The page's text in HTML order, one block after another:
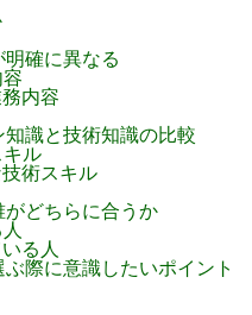
確に異なる
内容
識と技術知識の比較
ル
術スキル
どちらに合うか
る人
際に意識したいポイント